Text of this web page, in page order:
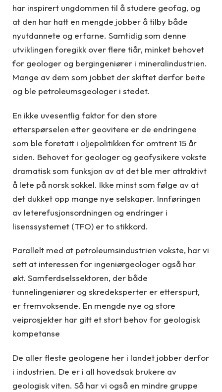
har inspirert ungdommen til å studere geofag, og
at den har hatt en mengde jobber å tilby både
nyutdannete og erfarne. Samtidig som denne
utviklingen foregikk over flere tiår, minket behovet
for geologer og bergingeniører i mineralindustrien.
Mange av dem som jobbet der skiftet derfor beite
og ble petroleumsgeologer i stedet.
En ikke uvesentlig faktor for den store
etterspørselen etter geovitere er de endringene
som ble foretatt i oljepolitikken for omtrent 15 år
siden. Behovet for geologer og geofysikere vokste
dramatisk som funksjon av at det ble mer attraktivt
å lete på norsk sokkel. Ikke minst som følge av at
det dukket opp mange nye selskaper. Innføringen
av leterefusjonsordningen og endringer i
lisenssystemet (TFO) er to stikkord.
Parallelt med at petroleumsindustrien vokste, har vi
sett at interessen for ingeniørgeologer også har
økt. Samferdselssektoren, der både
tunnelingeniører og skredeksperter er etterspurt,
er fremvoksende. En mengde nye og store
veiprosjekter har gitt et stort behov for geologisk
kompetanse
De aller fleste geologene her i landet jobber derfor
i industrien. De er i all hovedsak brukere av
geologisk viten. Så har vi også en mindre gruppe